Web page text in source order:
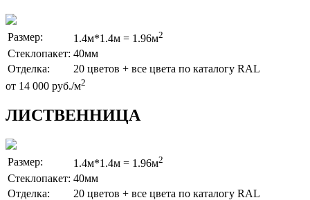
Размер: 1.4м*1.4м = 1.96м2
Стеклопакет: 40мм
Отделка:
20 цветов + все цвета по каталогу RAL
от 14 000 руб./м2
ЛИСТВЕННИЦА
Размер: 1.4м*1.4м = 1.96м2
Стеклопакет: 40мм
Отделка:
20 цветов + все цвета по каталогу RAL